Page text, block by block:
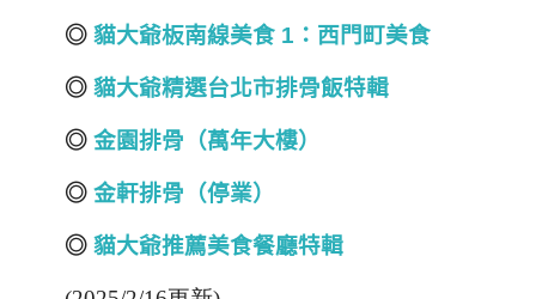
◎ 貓大爺板南線美食 1 ：西門町美食
◎ 貓大爺精選台北市排骨飯特輯
◎ 金園排骨（萬年大樓）
◎ 金軒排骨（停業）
◎ 貓大爺推薦美食餐廳特輯